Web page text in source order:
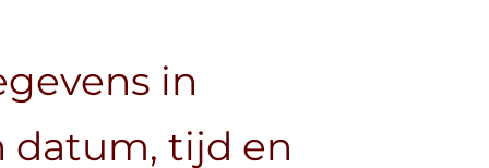
in
datum, tijd en